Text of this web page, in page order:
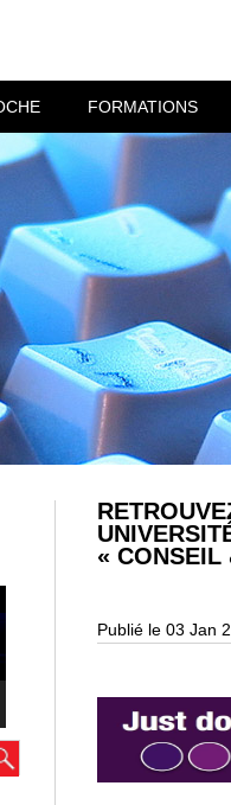
FORMATIONS
«
Publié le 03 Jan